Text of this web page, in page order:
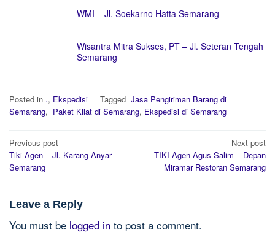
WMI – Jl. Soekarno Hatta Semarang
Wisantra Mitra Sukses, PT – Jl. Seteran Tengah
Semarang
Posted in ., Ekspedisi Tagged Jasa Pengiriman Barang di
Semarang, Paket Kilat di Semarang, Ekspedisi di Semarang
Post
navigation
Previous post
Tiki Agen – Jl. Karang Anyar
Semarang
Next post
TIKI Agen Agus Salim – Depan
Miramar Restoran Semarang
Leave a Reply
You must be logged in to post a comment.